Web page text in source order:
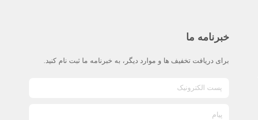
خبرنامه ما
برای دریافت تخفیف ها و موارد دیگر، به خبرنامه ما ثبت نام کنید.